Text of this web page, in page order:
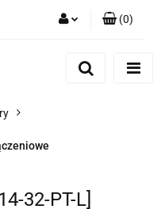
Dodaj zgłoszenie
(0)
32-PT-L]